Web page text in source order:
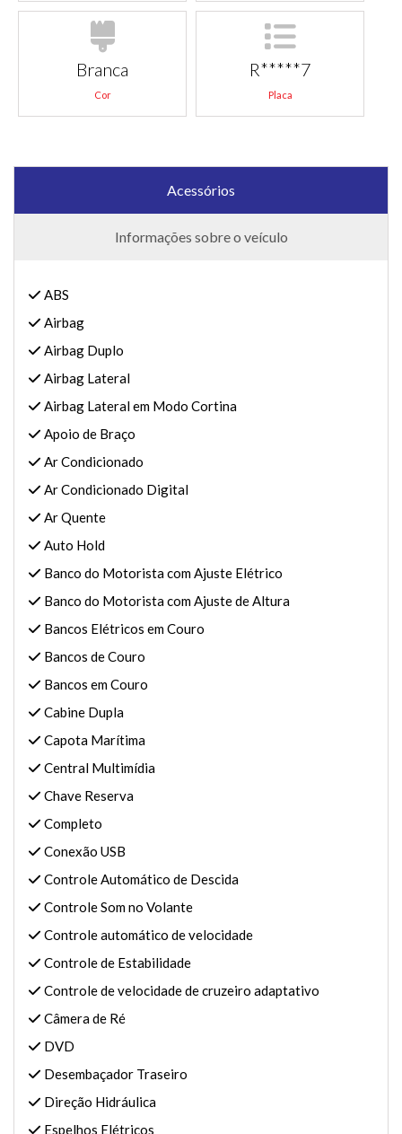
Branca
Cor
R*****7
Placa
Acessórios
Informações sobre o veículo
ABS
Airbag
Airbag Duplo
Airbag Lateral
Airbag Lateral em Modo Cortina
Apoio de Braço
Ar Condicionado
Ar Condicionado Digital
Ar Quente
Auto Hold
Banco do Motorista com Ajuste Elétrico
Banco do Motorista com Ajuste de Altura
Bancos Elétricos em Couro
Bancos de Couro
Bancos em Couro
Cabine Dupla
Capota Marítima
Central Multimídia
Chave Reserva
Completo
Conexão USB
Controle Automático de Descida
Controle Som no Volante
Controle automático de velocidade
Controle de Estabilidade
Controle de velocidade de cruzeiro adaptativo
Câmera de Ré
DVD
Desembaçador Traseiro
Direção Hidráulica
Espelhos Elétricos